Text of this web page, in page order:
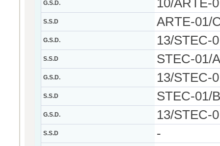
G.S.D. 10/ARTE-
S.S.D ARTE-01/
G.S.D. 13/STEC-
S.S.D STEC-01/
G.S.D. 13/STEC-
S.S.D STEC-01/
G.S.D. 13/STEC-
S.S.D -